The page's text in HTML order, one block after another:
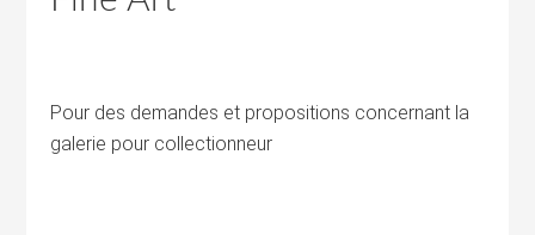
Pour des demandes et propositions concernant la
galerie pour collectionneur